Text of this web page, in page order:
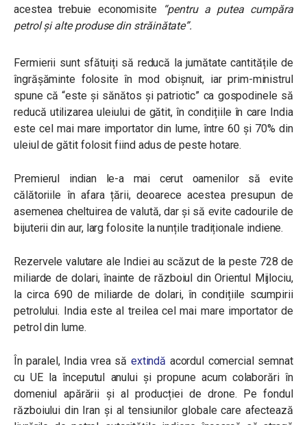
acestea trebuie economisite
“pentru a putea cumpăra
petrol și alte produse din străinătate”.
Fermierii sunt sfătuiți să reducă la jumătate cantitățile de
îngrășăminte folosite în mod obișnuit, iar prim-ministrul
spune că “este și sănătos și patriotic” ca gospodinele să
reducă utilizarea uleiului de gătit, în condițiile în care India
este cel mai mare importator din lume, între 60 și 70% din
uleiul de gătit folosit fiind adus de peste hotare.
Premierul indian le-a mai cerut oamenilor să evite
călătoriile în afara țării, deoarece acestea presupun de
asemenea cheltuirea de valută, dar și să evite cadourile de
bijuterii din aur, larg folosite la nunțile tradiționale indiene.
Rezervele valutare ale Indiei au scăzut de la peste 728 de
miliarde de dolari, înainte de războiul din Orientul Mijlociu,
la circa 690 de miliarde de dolari, în condițiile scumpirii
petrolului. India este al treilea cel mai mare importator de
petrol din lume.
În paralel, India vrea să extindă acordul comercial semnat
cu UE la începutul anului și propune acum colaborări în
domeniul apărării și al producției de drone. Pe fondul
războiului din Iran și al tensiunilor globale care afectează